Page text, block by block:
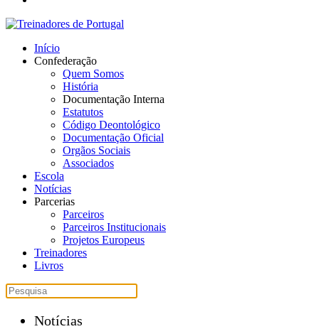
Início
Confederação
Quem Somos
História
Documentação Interna
Estatutos
Código Deontológico
Documentação Oficial
Orgãos Sociais
Associados
Escola
Notícias
Parcerias
Parceiros
Parceiros Institucionais
Projetos Europeus
Treinadores
Livros
Notícias